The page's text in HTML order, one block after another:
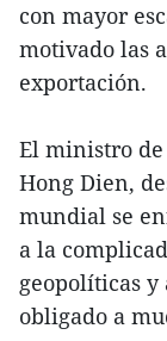
con mayor
motivado las
exportación.
El ministro
Hong Dien,
mundial se
a la
geopolíticas
obligado a